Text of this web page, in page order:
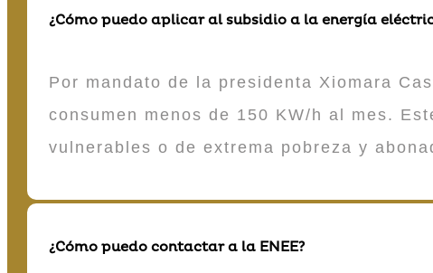
¿Cómo puedo aplicar al subsidio a la energía
Por mandato de la presidenta Xiomara
consumen menos de 150 KW/h al mes.
vulnerables o de extrema pobreza y
¿Cómo puedo contactar a la ENEE?